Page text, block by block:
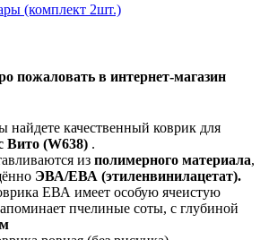
(комплект 2шт.)
пожаловать в интернет-магазин
найдете качественный коврик для
Вито (W638) .
из полимерного материала,
ЭВА/ЕВА (этиленвинилацетат).
ЕВА имеет особую ячеистую
пчелиные соты, с глубиной